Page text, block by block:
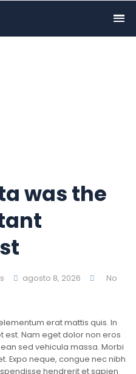
was the
agosto 8, 2026
No
erat mattis quis. In
est. Nam eget dolor non eros
sed vehicula massa. Morbi
Expo neque, congue nec nibh
hendrerit et sapien